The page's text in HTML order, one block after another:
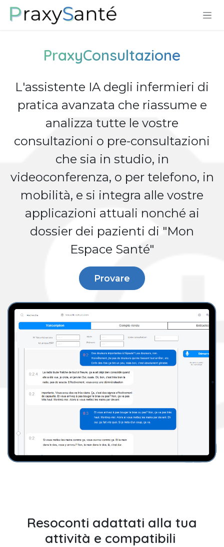
Passa al contenuto
PraxyConsultazione
L'assistente IA degli infermieri di
pratica avanzata che riassume e
analizza tutte le vostre
consultazioni o pre-consultazioni
che sia in studio, in
videoconferenza, o per telefono, in
mobilità, e si integra alle vostre
applicazioni attuali nonché ai
dossier dei pazienti di "Mon
Espace Santé"
Provare
Resoconti adattati alla tua
attività e compatibili